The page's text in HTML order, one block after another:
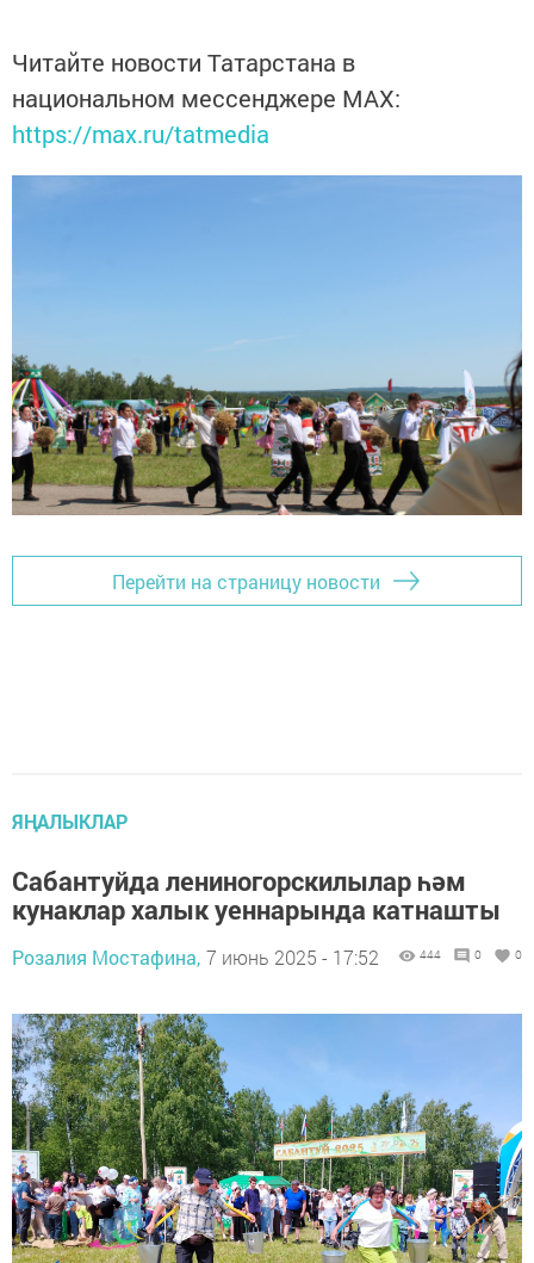
Читайте новости Татарстана в
национальном мессенджере MАХ:
https://max.ru/tatmedia
Перейти на страницу новости
ЯҢАЛЫКЛАР
Сабантуйда лениногорскилылар һәм
кунаклар халык уеннарында катнашты
Розалия Мостафина, 7 июнь 2025 - 17:52 444 0 0